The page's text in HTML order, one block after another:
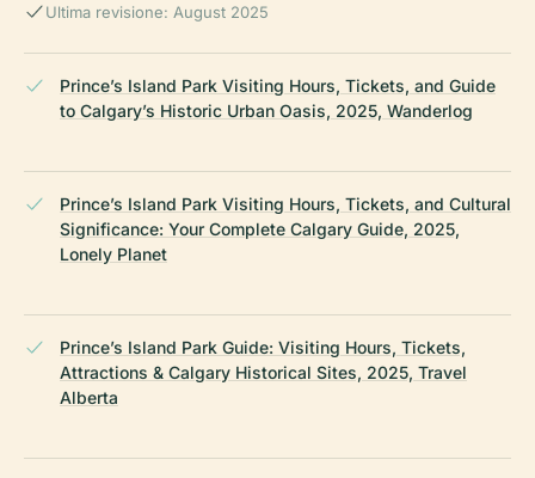
Ultima revisione: August 2025
Prince’s Island Park Visiting Hours, Tickets, and Guide
to Calgary’s Historic Urban Oasis, 2025, Wanderlog
Prince’s Island Park Visiting Hours, Tickets, and Cultural
Significance: Your Complete Calgary Guide, 2025,
Lonely Planet
Prince’s Island Park Guide: Visiting Hours, Tickets,
Attractions & Calgary Historical Sites, 2025, Travel
Alberta